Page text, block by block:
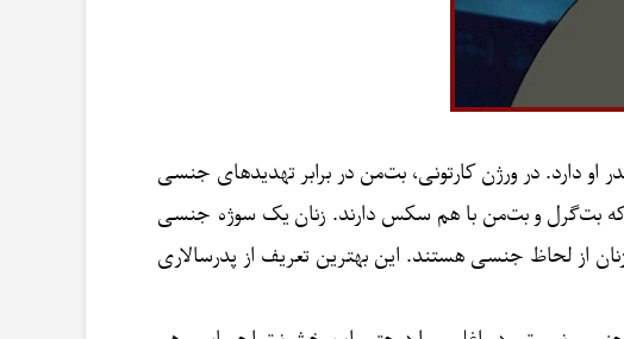
دارد. در ورژن کارتونی، بت‌من در برابر تهدیدهای جنسی
که بت‌گرل و بت‌من با هم سکس دارند. زنان یک سوژه جنسی
از لحاظ جنسی هستند. این بهترین تعریف از پدرسالاری